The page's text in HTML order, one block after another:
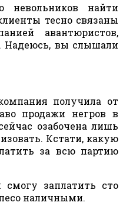
невольников найти
тесно связаны
авантюристов,
Надеюсь, вы слышали
получила от
продажи негров в
озабочена лишь
Кстати, какую
за всю партию
заплатить сто
наличными.